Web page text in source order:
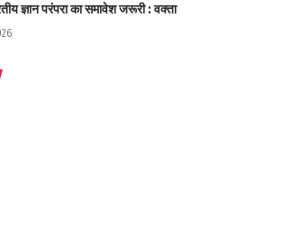
ज्ञान परंपरा का समावेश जरूरी : वक्ता